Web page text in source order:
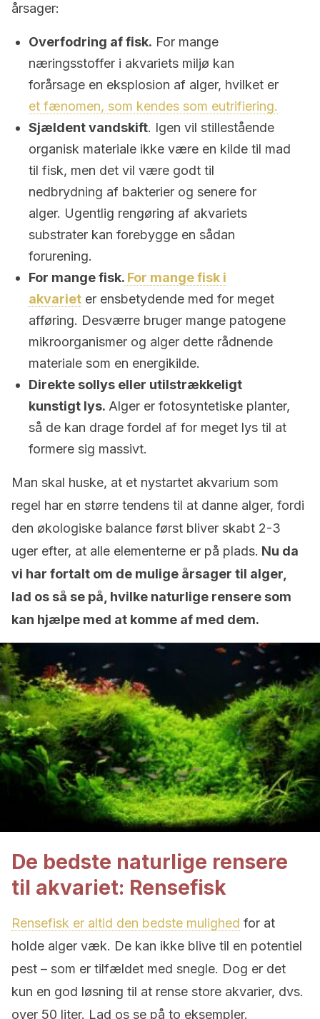
årsager:
Overfodring af fisk. For mange
næringsstoffer i akvariets miljø kan
forårsage en eksplosion af alger, hvilket er
et fænomen, som kendes som eutrifiering.
Sjældent vandskift. Igen vil stillestående
organisk materiale ikke være en kilde til mad
til fisk, men det vil være godt til
nedbrydning af bakterier og senere for
alger. Ugentlig rengøring af akvariets
substrater kan forebygge en sådan
forurening.
For mange fisk. For mange fisk i
akvariet er ensbetydende med for meget
afføring. Desværre bruger mange patogene
mikroorganismer og alger dette rådnende
materiale som en energikilde.
Direkte sollys eller utilstrækkeligt
kunstigt lys. Alger er fotosyntetiske planter,
så de kan drage fordel af for meget lys til at
formere sig massivt.
Man skal huske, at et nystartet akvarium som
regel har en større tendens til at danne alger, fordi
den økologiske balance først bliver skabt 2-3
uger efter, at alle elementerne er på plads. Nu da
vi har fortalt om de mulige årsager til alger,
lad os så se på, hvilke naturlige rensere som
kan hjælpe med at komme af med dem.
De bedste naturlige rensere
til akvariet: Rensefisk
Rensefisk er altid den bedste mulighed for at
holde alger væk. De kan ikke blive til en potentiel
pest – som er tilfældet med snegle. Dog er det
kun en god løsning til at rense store akvarier, dvs.
over 50 liter. Lad os se på to eksempler.